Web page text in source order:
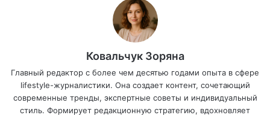
Ковальчук Зоряна
Главный редактор с более чем десятью годами опыта в сфере
lifestyle-журналистики. Она создает контент, сочетающий
современные тренды, экспертные советы и индивидуальный
стиль. Формирует редакционную стратегию, вдохновляет